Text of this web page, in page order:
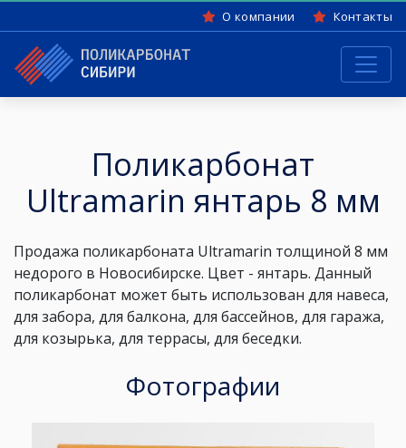
О компании Контакты
Поликарбонат
Ultramarin янтарь 8 мм
Продажа поликарбоната Ultramarin толщиной 8 мм
недорого в Новосибирске. Цвет - янтарь. Данный
поликарбонат может быть использован для навеса,
для забора, для балкона, для бассейнов, для гаража,
для козырька, для террасы, для беседки.
Фотографии